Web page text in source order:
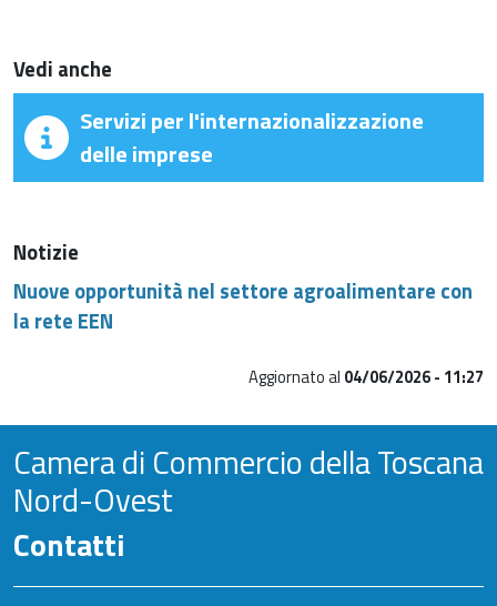
Vedi anche
Servizi per l'internazionalizzazione
delle imprese
Notizie
Nuove opportunità nel settore agroalimentare con
la rete EEN
Aggiornato al 04/06/2026 - 11:27
Camera di Commercio della Toscana
Nord-Ovest
Contatti